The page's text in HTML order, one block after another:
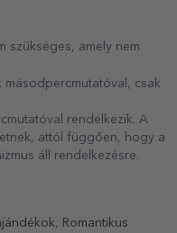
szükséges, amely nem
másodpercmutatóval, csak
rendelkezik. A
attól függően, hogy a
áll rendelkezésre.
Romantikus